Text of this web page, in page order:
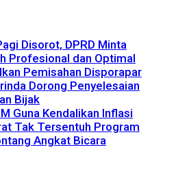
Disorot, DPRD Minta
Profesional dan Optimal
Pemisahan Disporapar
Dorong Penyelesaian
Bijak
Guna Kendalikan Inflasi
Tak Tersentuh Program
Angkat Bicara